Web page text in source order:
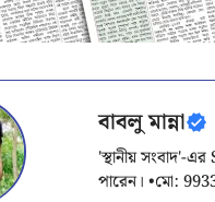
বাবলু মান্না
'স্থানীয়
পারেন। •মো: